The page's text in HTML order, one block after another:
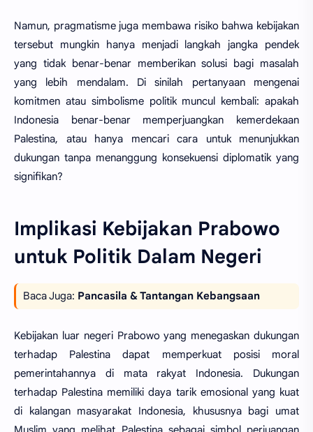
Namun, pragmatisme juga membawa risiko bahwa kebijakan
tersebut mungkin hanya menjadi langkah jangka pendek
yang tidak benar-benar memberikan solusi bagi masalah
yang lebih mendalam. Di sinilah pertanyaan mengenai
komitmen atau simbolisme politik muncul kembali: apakah
Indonesia benar-benar memperjuangkan kemerdekaan
Palestina, atau hanya mencari cara untuk menunjukkan
dukungan tanpa menanggung konsekuensi diplomatik yang
signifikan?
Implikasi Kebijakan Prabowo
untuk Politik Dalam Negeri
Baca Juga: Pancasila & Tantangan Kebangsaan
Kebijakan luar negeri Prabowo yang menegaskan dukungan
terhadap Palestina dapat memperkuat posisi moral
pemerintahannya di mata rakyat Indonesia. Dukungan
terhadap Palestina memiliki daya tarik emosional yang kuat
di kalangan masyarakat Indonesia, khususnya bagi umat